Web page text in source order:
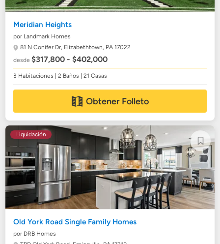
Meridian Heights
por Landmark Homes
81 N Conifer Dr, Elizabethtown, PA 17022
desde$317,800 - $402,000
3 Habitaciones | 2 Baños | 21 Casas
Obtener Folleto
Liquidación
Old York Road Single Family Homes
por DRB Homes